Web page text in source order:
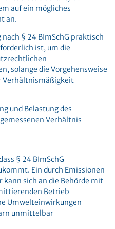
auf ein mögliches
an.
§ 24 BImSchG praktisch
ist, um die
solange die Vorgehensweise
Verhältnismäßigkeit
und Belastung des
Verhältnis
§ 24 BImSchG
Ein durch Emissionen
sich an die Behörde mit
Betrieb
Umwelteinwirkungen
unmittelbar